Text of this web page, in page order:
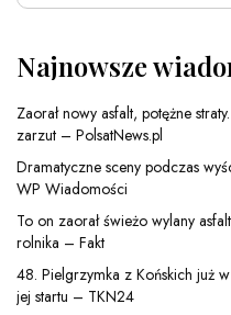
Najnowsze
Zaorał nowy asfalt, potężne
zarzut – PolsatNews.pl
Dramatyczne sceny podczas
WP Wiadomości
To on zaorał świeżo wylany
rolnika – Fakt
48. Pielgrzymka z Końskich już
jej startu – TKN24